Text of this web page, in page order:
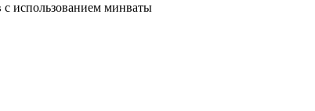
с использованием минваты